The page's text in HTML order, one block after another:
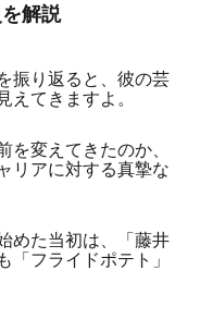
解説
振り返ると、彼の芸
えてきますよ。
を変えてきたのか、
リアに対する真摯な
めた当初は、「藤井
「フライドポテト」